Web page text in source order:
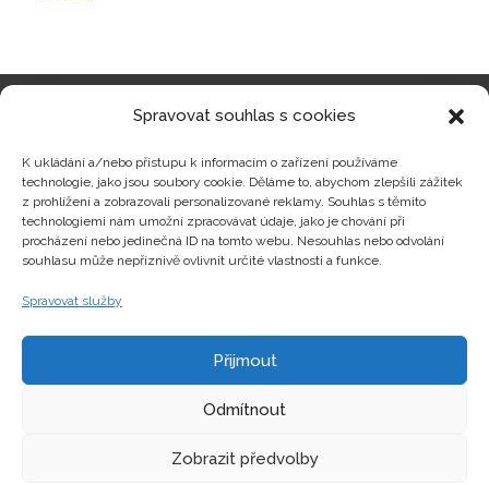
Spravovat souhlas s cookies
K ukládání a/nebo přístupu k informacím o zařízení používáme
technologie, jako jsou soubory cookie. Děláme to, abychom zlepšili zážitek
z prohlížení a zobrazovali personalizované reklamy. Souhlas s těmito
technologiemi nám umožní zpracovávat údaje, jako je chování při
procházení nebo jedinečná ID na tomto webu. Nesouhlas nebo odvolání
souhlasu může nepříznivě ovlivnit určité vlastnosti a funkce.
Spravovat služby
Přijmout
Odmítnout
Zobrazit předvolby
Zajímavosti
Kontakty
Copyright © hrackyzfilmu.cz Všechna práva vyhrazena.